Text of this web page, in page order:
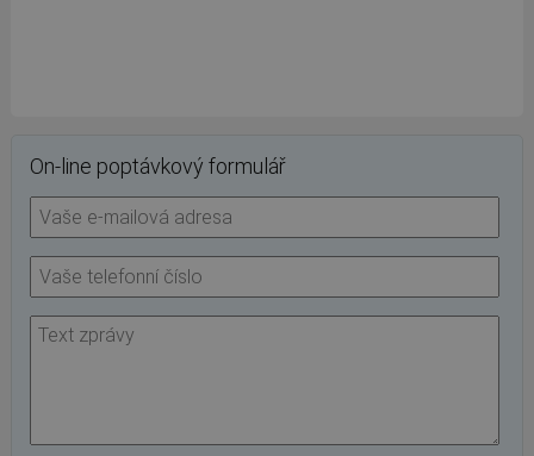
On-line poptávkový formulář